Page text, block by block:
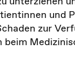
und
zur